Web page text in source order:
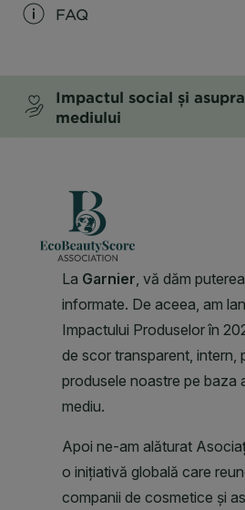
FAQ
Impactul social și asupra
mediului